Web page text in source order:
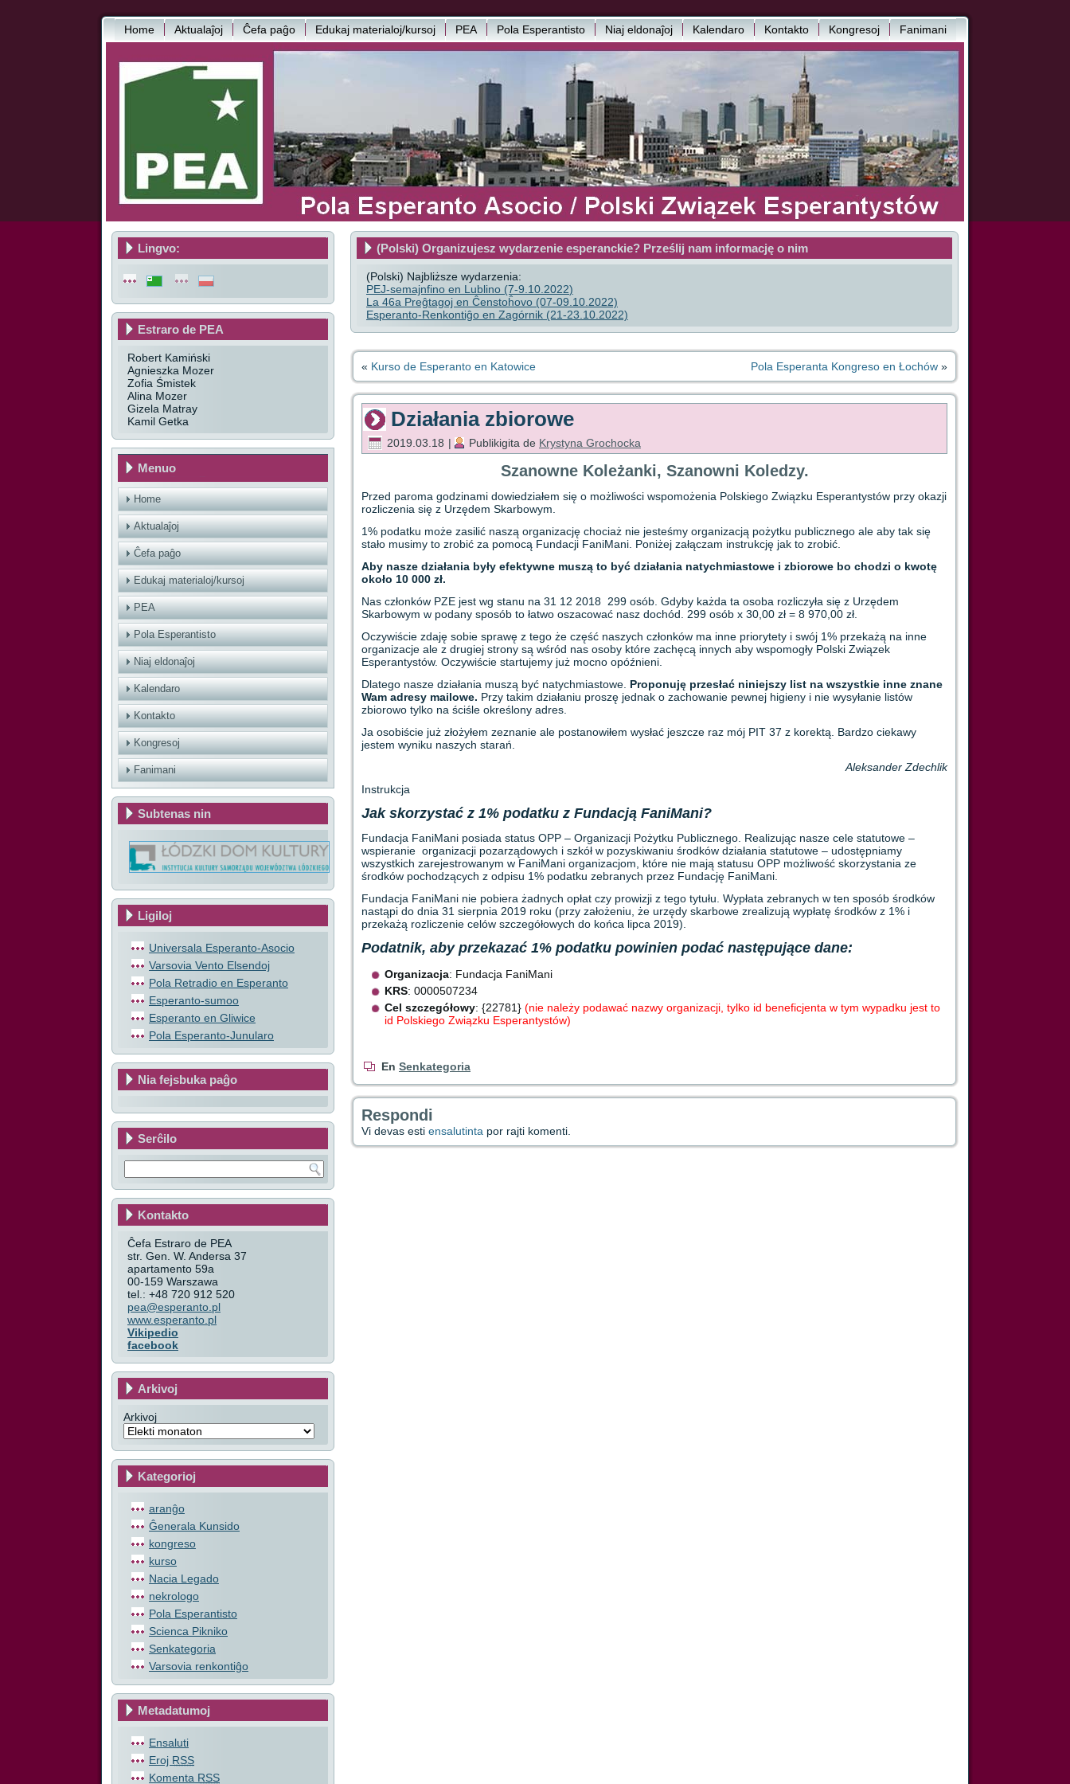
Home Aktualaĵoj Ĉefa paĝo Edukaj materialoj/kursoj PEA Pola Esperantisto Niaj eldonaĵoj Kalendaro Kontakto Kongresoj Fanimani
Lingvo:
Estraro de PEA
Robert Kamiński
Agnieszka Mozer
Zofia Śmistek
Alina Mozer
Gizela Matray
Kamil Getka
Menuo
Home
Aktualaĵoj
Ĉefa paĝo
Edukaj materialoj/kursoj
PEA
Pola Esperantisto
Niaj eldonaĵoj
Kalendaro
Kontakto
Kongresoj
Fanimani
Subtenas nin
Ligiloj
Universala Esperanto-Asocio
Varsovia Vento Elsendoj
Pola Retradio en Esperanto
Esperanto-sumoo
Esperanto en Gliwice
Pola Esperanto-Junularo
Nia fejsbuka paĝo
Serĉilo
Kontakto
Ĉefa Estraro de PEA
str. Gen. W. Andersa 37
apartamento 59a
00-159 Warszawa
tel.: +48 720 912 520
pea@esperanto.pl
www.esperanto.pl
Vikipedio
facebook
Arkivoj
Arkivoj
Kategorioj
aranĝo
Ĝenerala Kunsido
kongreso
kurso
Nacia Legado
nekrologo
Pola Esperantisto
Scienca Pikniko
Senkategoria
Varsovia renkontiĝo
Metadatumoj
Ensaluti
Eroj RSS
Komenta RSS
(Polski) Organizujesz wydarzenie esperanckie? Prześlij nam informację o nim
(Polski) Najbliższe wydarzenia:
PEJ-semajnfino en Lublino (7-9.10.2022)
La 46a Preĝtagoj en Ĉenstoĥovo (07-09.10.2022)
Esperanto-Renkontiĝo en Zagórnik (21-23.10.2022)
« Kurso de Esperanto en Katowice Pola Esperanta Kongreso en Łochów »
Działania zbiorowe
2019.03.18 | Publikigita de Krystyna Grochocka
Szanowne Koleżanki, Szanowni Koledzy.
Przed paroma godzinami dowiedziałem się o możliwości wspomożenia Polskiego Związku Esperantystów przy okazji
rozliczenia się z Urzędem Skarbowym.
1% podatku może zasilić naszą organizację chociaż nie jesteśmy organizacją pożytku publicznego ale aby tak się
stało musimy to zrobić za pomocą Fundacji FaniMani. Poniżej załączam instrukcję jak to zrobić.
Aby nasze działania były efektywne muszą to być działania natychmiastowe i zbiorowe bo chodzi o kwotę
około 10 000 zł.
Nas członków PZE jest wg stanu na 31 12 2018 299 osób. Gdyby każda ta osoba rozliczyła się z Urzędem
Skarbowym w podany sposób to łatwo oszacować nasz dochód. 299 osób x 30,00 zł = 8 970,00 zł.
Oczywiście zdaję sobie sprawę z tego że część naszych członków ma inne priorytety i swój 1% przekażą na inne
organizacje ale z drugiej strony są wśród nas osoby które zachęcą innych aby wspomogły Polski Związek
Esperantystów. Oczywiście startujemy już mocno opóźnieni.
Dlatego nasze działania muszą być natychmiastowe. Proponuję przesłać niniejszy list na wszystkie inne znane
Wam adresy mailowe. Przy takim działaniu proszę jednak o zachowanie pewnej higieny i nie wysyłanie listów
zbiorowo tylko na ściśle określony adres.
Ja osobiście już złożyłem zeznanie ale postanowiłem wysłać jeszcze raz mój PIT 37 z korektą. Bardzo ciekawy
jestem wyniku naszych starań.
Aleksander Zdechlik
Instrukcja
Jak skorzystać z 1% podatku z Fundacją FaniMani?
Fundacja FaniMani posiada status OPP – Organizacji Pożytku Publicznego. Realizując nasze cele statutowe –
wspieranie organizacji pozarządowych i szkół w pozyskiwaniu środków działania statutowe – udostępniamy
wszystkich zarejestrowanym w FaniMani organizacjom, które nie mają statusu OPP możliwość skorzystania ze
środków pochodzących z odpisu 1% podatku zebranych przez Fundację FaniMani.
Fundacja FaniMani nie pobiera żadnych opłat czy prowizji z tego tytułu. Wypłata zebranych w ten sposób środków
nastąpi do dnia 31 sierpnia 2019 roku (przy założeniu, że urzędy skarbowe zrealizują wypłatę środków z 1% i
przekażą rozliczenie celów szczegółowych do końca lipca 2019).
Podatnik, aby przekazać 1% podatku powinien podać następujące dane:
Organizacja: Fundacja FaniMani
KRS: 0000507234
Cel szczegółowy: {22781} (nie należy podawać nazwy organizacji, tylko id beneficjenta w tym wypadku jest to
id Polskiego Związku Esperantystów)
En Senkategoria
Respondi
Vi devas esti ensalutinta por rajti komenti.